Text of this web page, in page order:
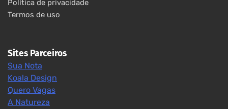
Política de privacidade
Termos de uso
Sites Parceiros
Sua Nota
Koala Design
Quero Vagas
A Natureza